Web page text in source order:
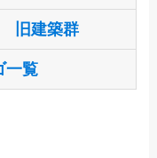
旧建築群
一覧